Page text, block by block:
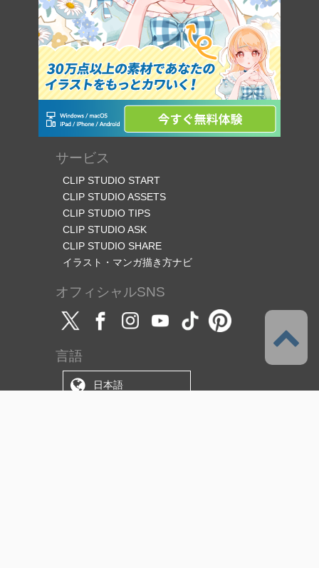
サービス
CLIP STUDIO START
CLIP STUDIO ASSETS
CLIP STUDIO TIPS
CLIP STUDIO ASK
CLIP STUDIO SHARE
イラスト・マンガ描き方ナビ
オフィシャルSNS
言語
日本語